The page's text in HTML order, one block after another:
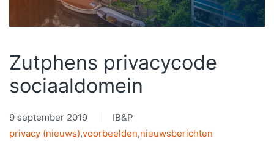
Zutphens privacycode
sociaaldomein
9 september 2019
IB&P
privacy (nieuws),voorbeelden,nieuwsberichten